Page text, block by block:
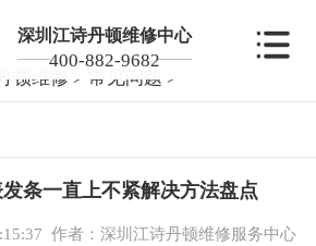
深圳江诗丹顿维修中心
400-882-9682
顿维修 > 常见问题 >
条一直上不紧解决方法盘点
作者：深圳江诗丹顿维修服务中心